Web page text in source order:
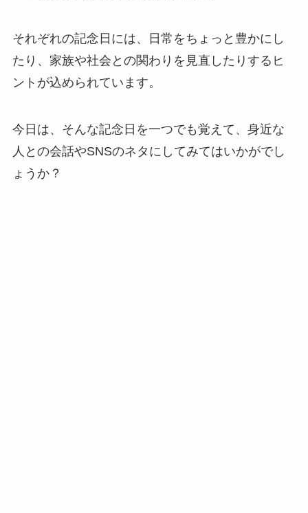
それぞれの記念日には、日常をちょっと豊かにし
たり、家族や社会との関わりを見直したりするヒ
ントが込められています。
今日は、そんな記念日を一つでも覚えて、身近な
人との会話やSNSのネタにしてみてはいかがでし
ょうか？